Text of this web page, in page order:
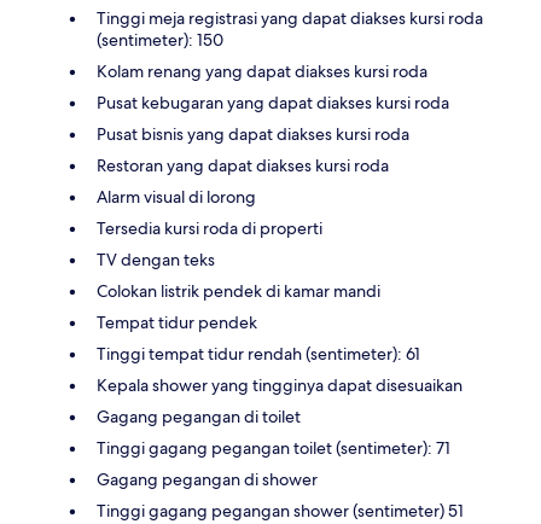
Tinggi meja registrasi yang dapat diakses kursi roda
(sentimeter): 150
Kolam renang yang dapat diakses kursi roda
Pusat kebugaran yang dapat diakses kursi roda
Pusat bisnis yang dapat diakses kursi roda
Restoran yang dapat diakses kursi roda
Alarm visual di lorong
Tersedia kursi roda di properti
TV dengan teks
Colokan listrik pendek di kamar mandi
Tempat tidur pendek
Tinggi tempat tidur rendah (sentimeter): 61
Kepala shower yang tingginya dapat disesuaikan
Gagang pegangan di toilet
Tinggi gagang pegangan toilet (sentimeter): 71
Gagang pegangan di shower
Tinggi gagang pegangan shower (sentimeter) 51